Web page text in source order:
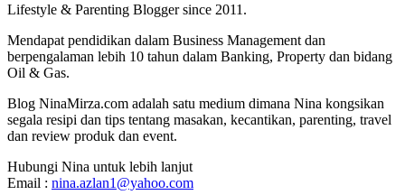
Lifestyle & Parenting Blogger since 2011.
Mendapat pendidikan dalam Business Management dan
berpengalaman lebih 10 tahun dalam Banking, Property dan bidang
Oil & Gas.
Blog NinaMirza.com adalah satu medium dimana Nina kongsikan
segala resipi dan tips tentang masakan, kecantikan, parenting, travel
dan review produk dan event.
Hubungi Nina untuk lebih lanjut
Email : nina.azlan1@yahoo.com